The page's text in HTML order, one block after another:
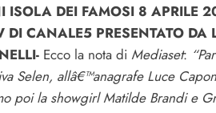
ISOLA DEI FAMOSI 8 APRILE
DI CANALE5 PRESENTATO
Ecco la nota di Mediaset:
Selen, allâ€™anagrafe Luce
poi la showgirl Matilde Brandi e